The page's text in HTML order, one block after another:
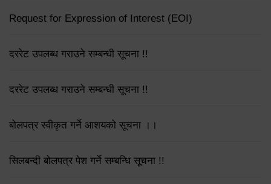
Request for Expression of Interest (EOI)
दररेट उपलब्ध गराउने सम्बन्धी सूचना !!
दररेट उपलब्ध गराउने सम्बन्धी सूचना !!
बोलपत्र स्वीकृत गर्ने आशयको सूचना ।।
सिलबन्दी बोलपत्र पेश गर्ने सम्बन्धि सूचना !!